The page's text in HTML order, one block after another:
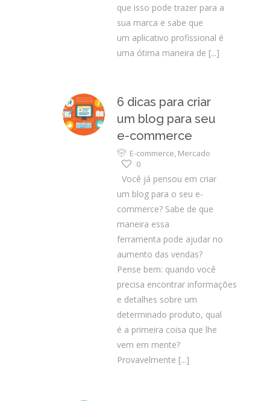
que isso pode trazer para a
sua marca e sabe que
um aplicativo profissional é
uma ótima maneira de [...]
6 dicas para criar
um blog para seu
e-commerce
E-commerce, Mercado
0
Você já pensou em criar
um blog para o seu e-
commerce? Sabe de que
maneira essa
ferramenta pode ajudar no
aumento das vendas?
Pense bem: quando você
precisa encontrar informações
e detalhes sobre um
determinado produto, qual
é a primeira coisa que lhe
vem em mente?
Provavelmente [...]